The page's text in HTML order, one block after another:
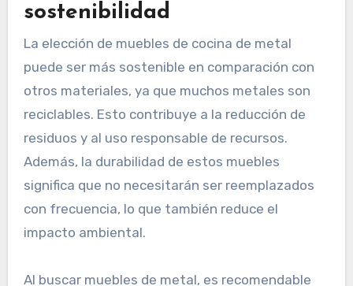
sostenibilidad
La elección de muebles de cocina de metal
puede ser más sostenible en comparación con
otros materiales, ya que muchos metales son
reciclables. Esto contribuye a la reducción de
residuos y al uso responsable de recursos.
Además, la durabilidad de estos muebles
significa que no necesitarán ser reemplazados
con frecuencia, lo que también reduce el
impacto ambiental.
Al buscar muebles de metal, es recomendable